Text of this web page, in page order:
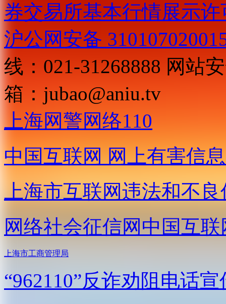
券交易所基本行情展示许
沪公网安备
线：021-31268888 网站
箱： jubao@aniu.tv
上海网警网络110
中国互联网 网上有害信
上海市互联网违法和不
网络社会征信网中国互
上海市工商管理局
“962110”反诈劝阻电话宣